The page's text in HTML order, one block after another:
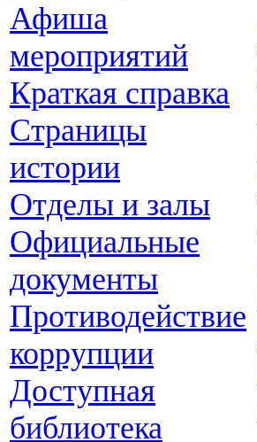
Афиша
мероприятий
Краткая справка
Страницы
истории
Отделы и залы
Официальные
документы
Противодействие
коррупции
Доступная
библиотека